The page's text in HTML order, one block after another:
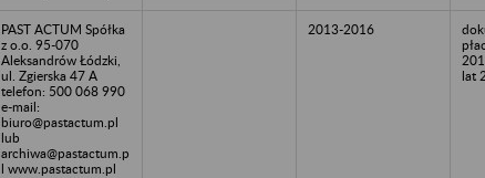
PAST ACTUM Spółka
z o.o. 95-070
Aleksandrów Łódzki,
ul. Zgierska 47 A
telefon: 500 068 990
e-mail:
biuro@pastactum.pl
lub
archiwa@pastactum.p
l www.pastactum.pl
2013-2016
lat